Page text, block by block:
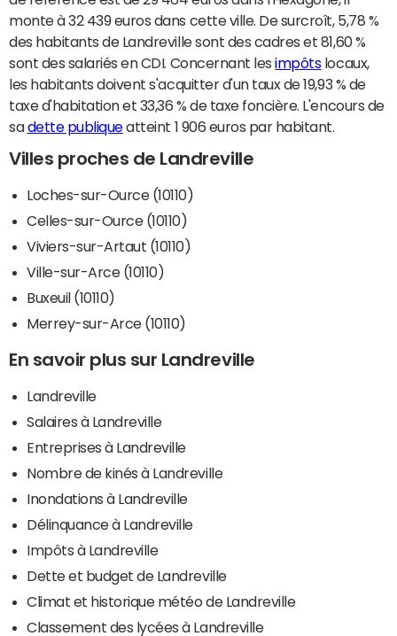
monte à 32 439 euros dans cette ville. De surcroît, 5,78 %
des habitants de Landreville sont des cadres et 81,60 %
sont des salariés en CDI. Concernant lesimpôtslocaux,
les habitants doivent s'acquitter d'un taux de 19,93 % de
taxe d'habitation et 33,36 % de taxe foncière. L'encours de
sadette publiqueatteint 1 906 euros par habitant.
Villes proches de Landreville
Loches-sur-Ource (10110)
Celles-sur-Ource (10110)
Viviers-sur-Artaut (10110)
Ville-sur-Arce (10110)
Buxeuil (10110)
Merrey-sur-Arce (10110)
En savoir plus sur Landreville
Landreville
Salaires à Landreville
Entreprises à Landreville
Nombre de kinés à Landreville
Inondations à Landreville
Délinquance à Landreville
Impôts à Landreville
Dette et budget de Landreville
Climat et historique météo de Landreville
Classement des lycées à Landreville